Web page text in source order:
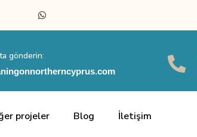
gönderin:
projeler Blog İletişim